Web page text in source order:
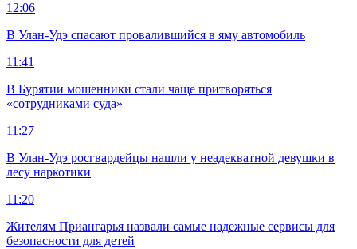
12:06
В Улан-Удэ спасают провалившийся в яму автомобиль
11:41
В Бурятии мошенники стали чаще притворяться
«сотрудниками суда»
11:27
В Улан-Удэ росгвардейцы нашли у неадекватной девушки в
лесу наркотики
11:20
Жителям Приангарья назвали самые надежные сервисы для
безопасности для детей